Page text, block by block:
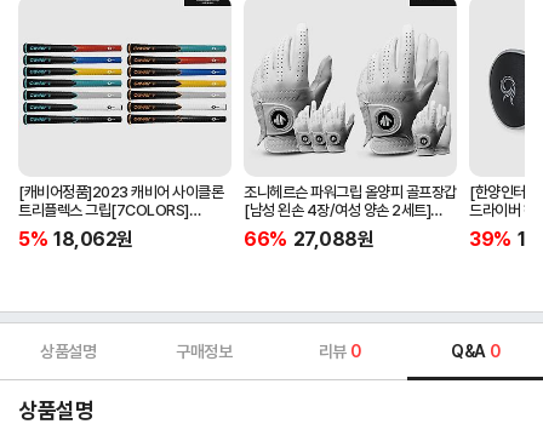
[캐비어정품]2023 캐비어 사이클론
트리플렉스 그립[7COLORS]
[라운드][39g/42g/46g/50g]
[R/S 토크]
5% 18,062원
조니헤르슨 파워그립 올양피 골프장갑
[남성 왼손 4장/여성 양손 2세트]
[화이트][케이스포함]
66% 27,088원
[한양인터
드라이버 헤
[HD-302]
39%
상품설명 구매정보 리뷰 0 Q&A 0
상품설명